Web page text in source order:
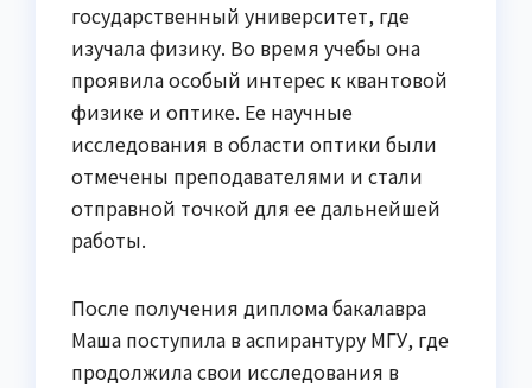
государственный университет, где
изучала физику. Во время учебы она
проявила особый интерес к квантовой
физике и оптике. Ее научные
исследования в области оптики были
отмечены преподавателями и стали
отправной точкой для ее дальнейшей
работы.
После получения диплома бакалавра
Маша поступила в аспирантуру МГУ, где
продолжила свои исследования в